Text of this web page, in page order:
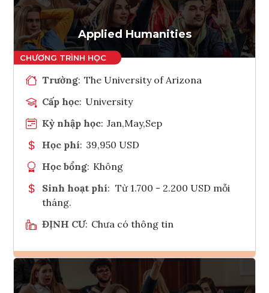
Tham vấn Interlink
Applied Humanities
Trường: The University of Arizona
Cấp học: University
Kỳ nhập học: Jan,May,Sep
Học phí: 39,950 USD
Học bổng: Không
Sinh hoạt phí: Từ 1.700 - 2.200 USD mỗi
tháng.
ĐỊNH CƯ: Chưa có thông tin
Ghi danh